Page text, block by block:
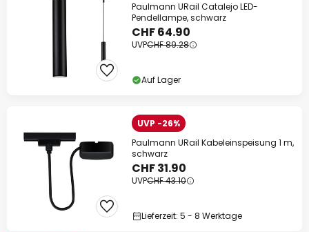
Paulmann URail Catalejo LED-
Pendellampe, schwarz
CHF 64.90
UVPCHF 89.28
Auf Lager
UVP -26%
Paulmann URail Kabeleinspeisung 1 m,
schwarz
CHF 31.90
UVPCHF 43.10
Lieferzeit: 5 - 8 Werktage